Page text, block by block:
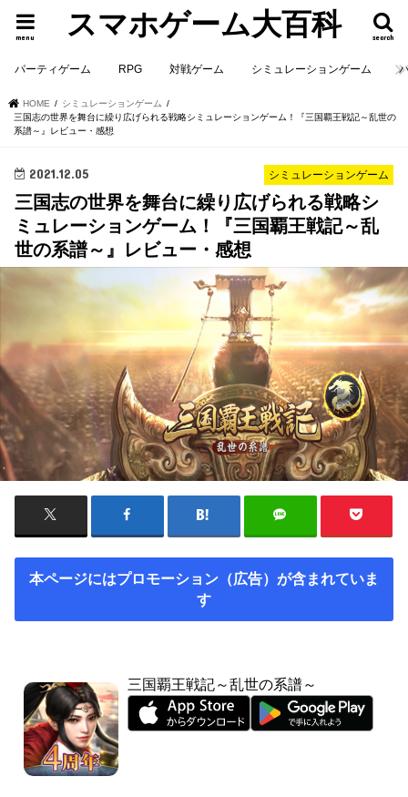
スマホゲーム大百科 search
menu
パーティゲーム RPG 対戦ゲーム シミュレーションゲーム
HOME
シミュレーションゲーム
三国志の世界を舞台に繰り広げられる戦略シミュレーションゲーム！『三国覇王戦記～乱世の
系譜～』レビュー・感想
シミュレーションゲーム
2021.12.05
三国志の世界を舞台に繰り広げられる戦略シ
ミュレーションゲーム！『三国覇王戦記～乱
世の系譜～』レビュー・感想
本ページにはプロモーション（広告）が含まれていま
す
三国覇王戦記～乱世の系譜～